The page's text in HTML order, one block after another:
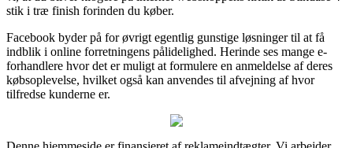
stik i træ finish forinden du køber.
Facebook byder på for øvrigt egentlig gunstige løsninger til at få
indblik i online forretningens pålidelighed. Herinde ses mange e-
forhandlere hvor det er muligt at formulere en anmeldelse af deres
købsoplevelse, hvilket også kan anvendes til afvejning af hvor
tilfredse kunderne er.